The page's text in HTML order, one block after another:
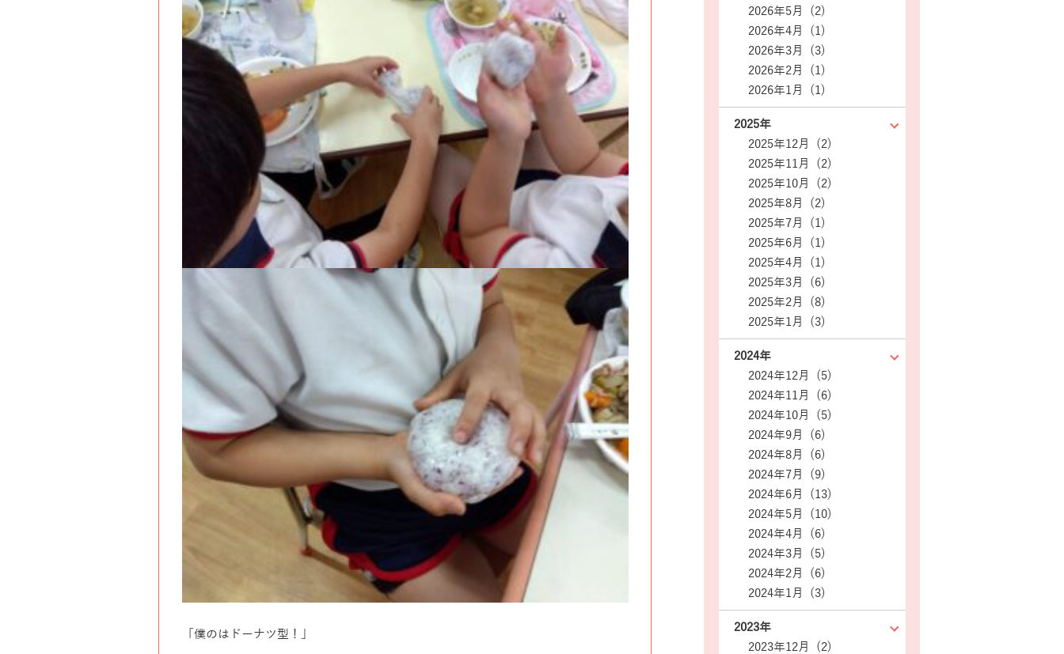
「僕のはドーナツ型！」
2026年5月 (2)
2026年4月 (1)
2026年3月 (3)
2026年2月 (1)
2026年1月 (1)
2025年
2025年12月 (2)
2025年11月 (2)
2025年10月 (2)
2025年8月 (2)
2025年7月 (1)
2025年6月 (1)
2025年4月 (1)
2025年3月 (6)
2025年2月 (8)
2025年1月 (3)
2024年
2024年12月 (5)
2024年11月 (6)
2024年10月 (5)
2024年9月 (6)
2024年8月 (6)
2024年7月 (9)
2024年6月 (13)
2024年5月 (10)
2024年4月 (6)
2024年3月 (5)
2024年2月 (6)
2024年1月 (3)
2023年
2023年12月 (2)